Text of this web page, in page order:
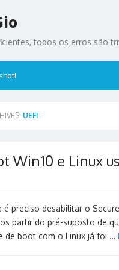
todos os erros são
UEFI
Win10 e Linux
é preciso desabilitar o
partir do pré-suposto de
de boot com o Linux já foi …